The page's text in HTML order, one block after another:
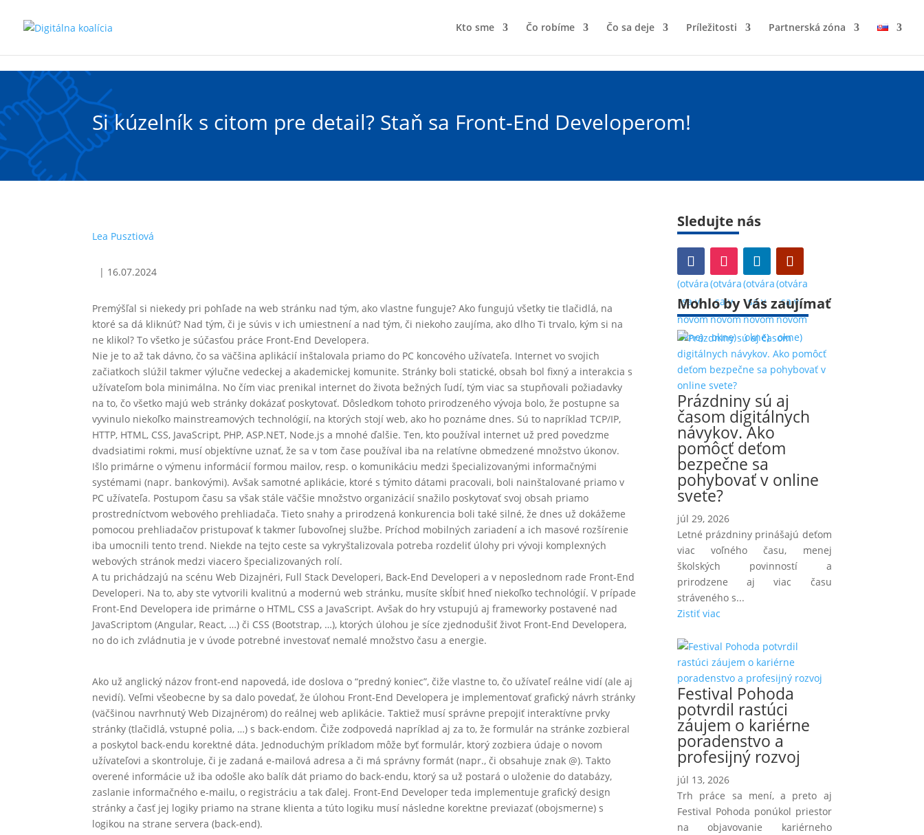
Kto sme
Čo robíme Čo sa deje Príležitosti Partnerská zóna
Si kúzelník s citom pre detail? Staň sa Front-End Developerom!
Lea Pusztiová
| 16.07.2024
Premýšľal si niekedy pri pohľade na web stránku nad tým, ako vlastne funguje? Ako fungujú všetky tie tlačidlá, na
ktoré sa dá kliknúť? Nad tým, či je súvis v ich umiestnení a nad tým, či niekoho zaujíma, ako dlho Ti trvalo, kým si na
ne klikol? To všetko je súčasťou práce Front-End Developera.
Nie je to až tak dávno, čo sa väčšina aplikácií inštalovala priamo do PC koncového užívateľa. Internet vo svojich
začiatkoch slúžil takmer výlučne vedeckej a akademickej komunite. Stránky boli statické, obsah bol fixný a interakcia s
užívateľom bola minimálna. No čím viac prenikal internet do života bežných ľudí, tým viac sa stupňovali požiadavky
na to, čo všetko majú web stránky dokázať poskytovať. Dôsledkom tohoto prirodzeného vývoja bolo, že postupne sa
vyvinulo niekoľko mainstreamových technológií, na ktorých stojí web, ako ho poznáme dnes. Sú to napríklad TCP/IP,
HTTP, HTML, CSS, JavaScript, PHP, ASP.NET, Node.js a mnohé ďalšie. Ten, kto používal internet už pred povedzme
dvadsiatimi rokmi, musí objektívne uznať, že sa v tom čase používal iba na relatívne obmedzené množstvo úkonov.
Išlo primárne o výmenu informácií formou mailov, resp. o komunikáciu medzi špecializovanými informačnými
systémami (napr. bankovými). Avšak samotné aplikácie, ktoré s týmito dátami pracovali, boli nainštalované priamo v
PC užívateľa. Postupom času sa však stále väčšie množstvo organizácií snažilo poskytovať svoj obsah priamo
prostredníctvom webového prehliadača. Tieto snahy a prirodzená konkurencia boli také silné, že dnes už dokážeme
pomocou prehliadačov pristupovať k takmer ľubovoľnej službe. Príchod mobilných zariadení a ich masové rozšírenie
iba umocnili tento trend. Niekde na tejto ceste sa vykryštalizovala potreba rozdeliť úlohy pri vývoji komplexných
webových stránok medzi viacero špecializovaných rolí.
A tu prichádzajú na scénu Web Dizajnéri, Full Stack Developeri, Back-End Developeri a v neposlednom rade Front-End
Developeri. Na to, aby ste vytvorili kvalitnú a modernú web stránku, musíte skĺbiť hneď niekoľko technológií. V prípade
Front-End Developera ide primárne o HTML, CSS a JavaScript. Avšak do hry vstupujú aj frameworky postavené nad
JavaScriptom (Angular, React, …) či CSS (Bootstrap, …), ktorých úlohou je síce zjednodušiť život Front-End Developera,
no do ich zvládnutia je v úvode potrebné investovať nemalé množstvo času a energie.
Ako už anglický názov front-end napovedá, ide doslova o “predný koniec”, čiže vlastne to, čo užívateľ reálne vidí (ale aj
nevidí). Veľmi všeobecne by sa dalo povedať, že úlohou Front-End Developera je implementovať grafický návrh stránky
(väčšinou navrhnutý Web Dizajnérom) do reálnej web aplikácie. Taktiež musí správne prepojiť interaktívne prvky
stránky (tlačidlá, vstupné polia, …) s back-endom. Čiže zodpovedá napríklad aj za to, že formulár na stránke zozbieral
a poskytol back-endu korektné dáta. Jednoduchým príkladom môže byť formulár, ktorý zozbiera údaje o novom
užívateľovi a skontroluje, či je zadaná e-mailová adresa a či má správny formát (napr., či obsahuje znak @). Takto
overené informácie už iba odošle ako balík dát priamo do back-endu, ktorý sa už postará o uloženie do databázy,
zaslanie informačného e-mailu, o registráciu a tak ďalej. Front-End Developer teda implementuje grafický design
stránky a časť jej logiky priamo na strane klienta a túto logiku musí následne korektne previazať (obojsmerne) s
logikou na strane servera (back-end).
Sledujte nás
(otvára
sa v
novom
okne)
(otvára
sa v
novom
okne)
(otvára
sa v
novom
okne)
(otvára
sa v
novom
okne)
Mohlo by Vás zaujímať
Prázdniny sú aj
časom digitálnych
návykov. Ako
pomôcť deťom
bezpečne sa
pohybovať v online
svete?
júl 29, 2026
Letné prázdniny prinášajú deťom
viac voľného času, menej
školských povinností a
prirodzene aj viac času
stráveného s...
Zistiť viac
Festival Pohoda
potvrdil rastúci
záujem o kariérne
poradenstvo a
profesijný rozvoj
júl 13, 2026
Trh práce sa mení, a preto aj
Festival Pohoda ponúkol priestor
na objavovanie kariérneho